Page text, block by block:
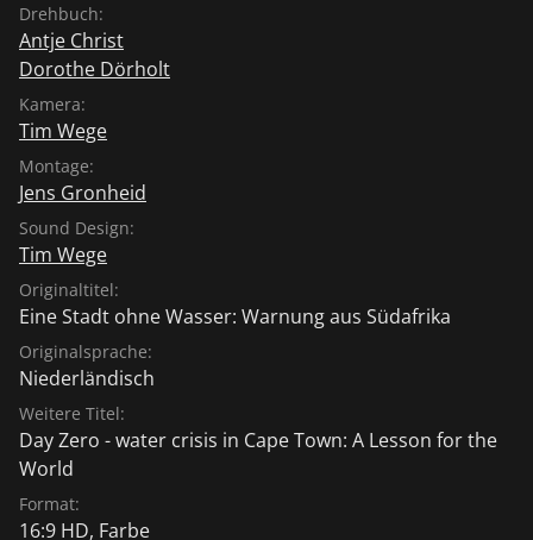
Drehbuch:
Antje Christ
Dorothe Dörholt
Kamera:
Tim Wege
Montage:
Jens Gronheid
Sound Design:
Tim Wege
Originaltitel:
Eine Stadt ohne Wasser: Warnung aus Südafrika
Originalsprache:
Niederländisch
Weitere Titel:
Day Zero - water crisis in Cape Town: A Lesson for the
World
Format:
16:9 HD, Farbe